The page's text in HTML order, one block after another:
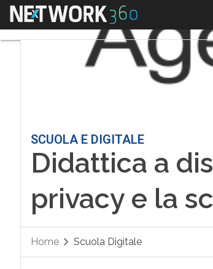
Menu
SCUOLA E DIGITALE
Didattica a
privacy e la
Home Scuola Digitale